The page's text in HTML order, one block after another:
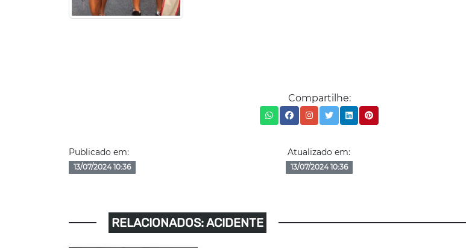
Compartilhe:
Publicado em:
13/07/2024 10:36
Atualizado em:
13/07/2024 10:36
RELACIONADOS: ACIDENTE